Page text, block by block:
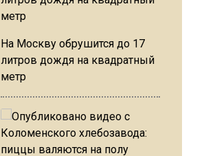
На Москву обрушится до 17
литров дождя на квадратный
метр